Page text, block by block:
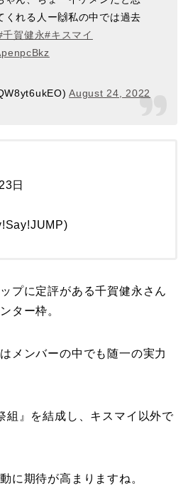
くれる人ー🙌私の中では過去
千賀健永#キスマイ
August 24, 2022
日
プに定評がある千賀健永さん
ター枠。
メンバーの中でも随一の実力
組』を結成し、キスマイ以外で
に期待が高まりますね。